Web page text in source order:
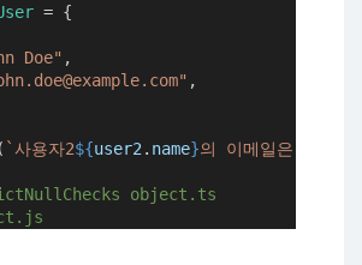
= {
Doe" ,
,
( `사용자2${user2 . name}의 이메일은
object.ts